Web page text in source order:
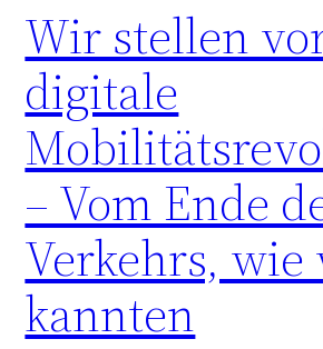
Wir stellen
digitale
– Vom Ende
Verkehrs,
kannten